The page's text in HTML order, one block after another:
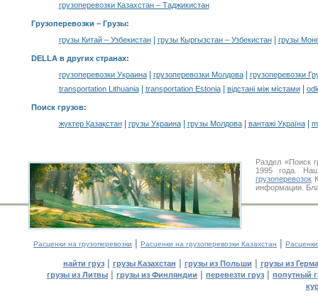
грузоперевозки Казахстан – Таджикистан
Грузоперевозки – Грузы:
грузы Китай – Узбекистан| грузы Кыргызстан – Узбекистан| грузы
DELLA в других странах:
грузоперевозки Украина| грузоперевозки Молдова|
грузоперевозки
transportation Lithuania| transportation Estonia| відстані між містами|
Поиск грузов:
жүктер Қазақстан| грузы Украина| грузы Молдова| вантажі Україна|
Раздел «Поиск
1995 года.
грузоперевозок
информации.
Расценки на грузоперевозки | Расценки на грузоперевозки Казахстан |
найти груз| грузы Казахстан | грузы из Польши | грузы из
грузы из Литвы | грузы из Финляндии | перевезти груз | попутный